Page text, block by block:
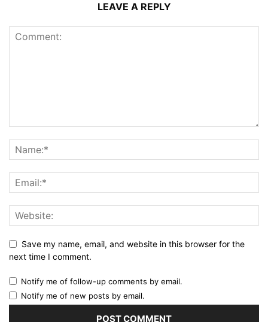
LEAVE A REPLY
Save my name, email, and website in this browser for the
next time I comment.
Notify me of follow-up comments by email.
Notify me of new posts by email.